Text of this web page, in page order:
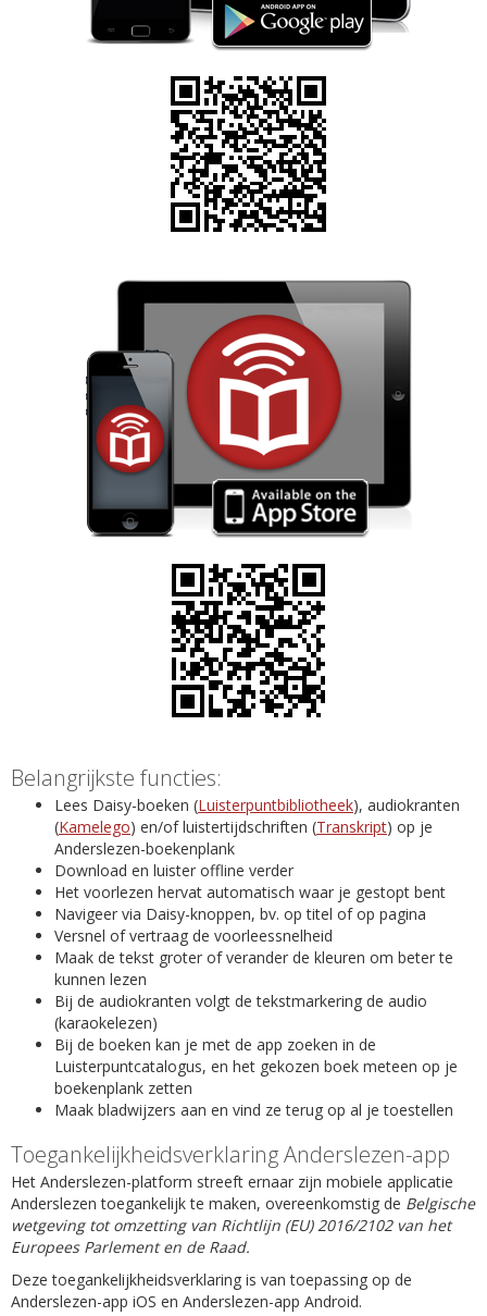
Belangrijkste functies:
Lees Daisy-boeken (Luisterpuntbibliotheek), audiokranten
(Kamelego) en/of luistertijdschriften (Transkript) op je
Anderslezen-boekenplank
Download en luister offline verder
Het voorlezen hervat automatisch waar je gestopt bent
Navigeer via Daisy-knoppen, bv. op titel of op pagina
Versnel of vertraag de voorleessnelheid
Maak de tekst groter of verander de kleuren om beter te
kunnen lezen
Bij de audiokranten volgt de tekstmarkering de audio
(karaokelezen)
Bij de boeken kan je met de app zoeken in de
Luisterpuntcatalogus, en het gekozen boek meteen op je
boekenplank zetten
Maak bladwijzers aan en vind ze terug op al je toestellen
Toegankelijkheidsverklaring Anderslezen-app
Het Anderslezen-platform streeft ernaar zijn mobiele applicatie
Anderslezen toegankelijk te maken, overeenkomstig de Belgische
wetgeving tot omzetting van Richtlijn (EU) 2016/2102 van het
Europees Parlement en de Raad.
Deze toegankelijkheidsverklaring is van toepassing op de
Anderslezen-app iOS en Anderslezen-app Android.